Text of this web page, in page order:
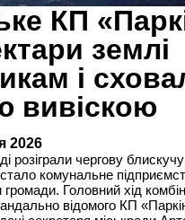
КП
землі
і
вивіскою
2026
розіграли чергову
комунальне
Головний хід
відомого КП